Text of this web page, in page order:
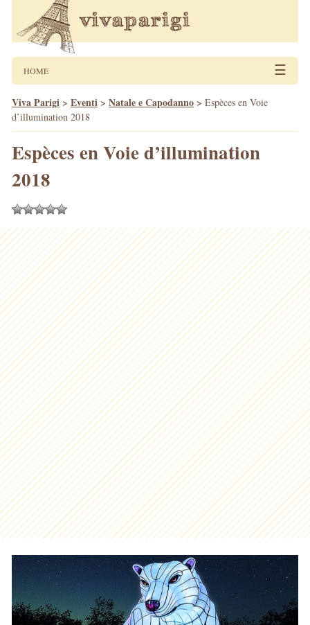
HOME ☰
Viva Parigi > Eventi > Natale e Capodanno > Espèces en Voie
d’illumination 2018
Espèces en Voie d’illumination
2018